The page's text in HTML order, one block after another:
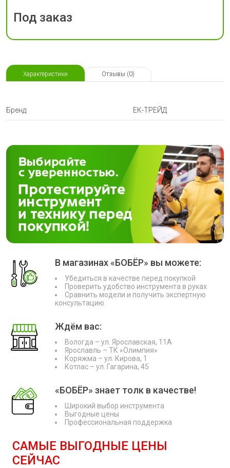
Под заказ
Характеристики Отзывы (0)
Бренд ЕК-ТРЕЙД
В магазинах «БОБЁР» вы можете:
Убедиться в качестве перед покупкой
Проверить удобство инструмента в руках
Сравнить модели и получить экспертную
консультацию
Ждём вас:
Вологда – ул. Ярославская, 11А
Ярославль – ТК «Олимпия»
Коряжма – ул. Кирова, 1
Котлас – ул. Гагарина, 45
«БОБЁР» знает толк в качестве!
Широкий выбор инструмента
Выгодные цены
Профессиональная поддержка
САМЫЕ ВЫГОДНЫЕ ЦЕНЫ
СЕЙЧАС